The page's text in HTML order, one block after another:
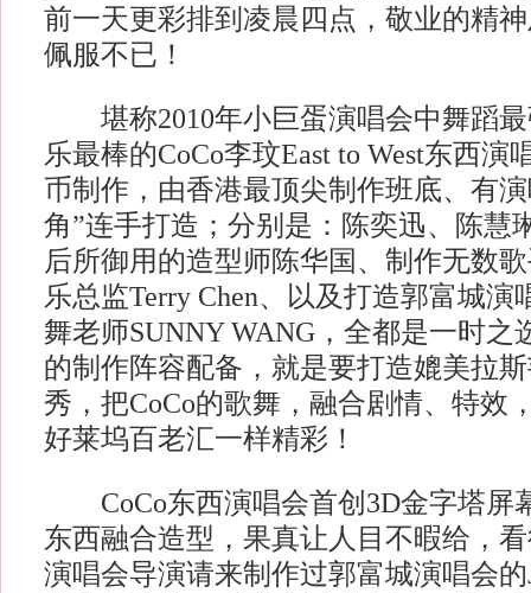
前一天更彩排到凌晨四点，敬业的精
佩服不已！
堪称2010年小巨蛋演唱会中舞蹈最
乐最棒的CoCo李玟East to West东西演
币制作，由香港最顶尖制作班底、有
角”连手打造；分别是：陈奕迅、陈慧
后所御用的造型师陈华国、制作无数
乐总监Terry Chen、以及打造郭富城演
舞老师SUNNY WANG，全都是一时之
的制作阵容配备，就是要打造媲美拉
秀，把CoCo的歌舞，融合剧情、特效
好莱坞百老汇一样精彩！
CoCo东西演唱会首创3D金字塔屏
东西融合造型，果真让人目不暇给，
演唱会导演请来制作过郭富城演唱会